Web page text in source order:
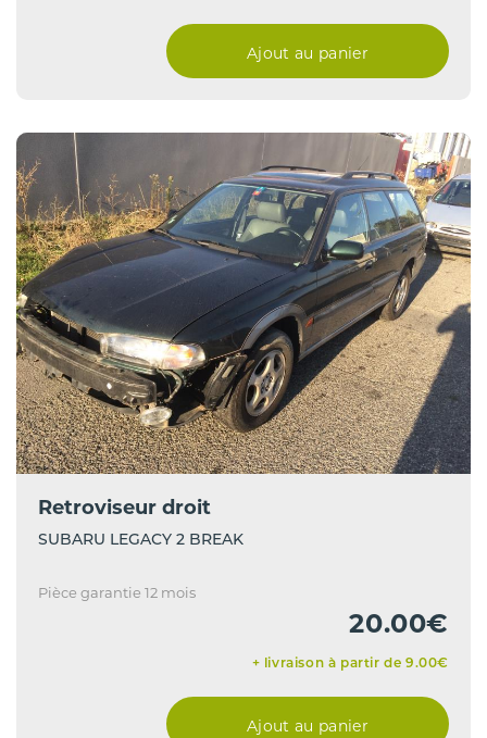
Ajout au panier
Retroviseur droit
SUBARU LEGACY 2 BREAK
Pièce garantie 12 mois
20.00€
+ livraison à partir de 9.00€
Ajout au panier